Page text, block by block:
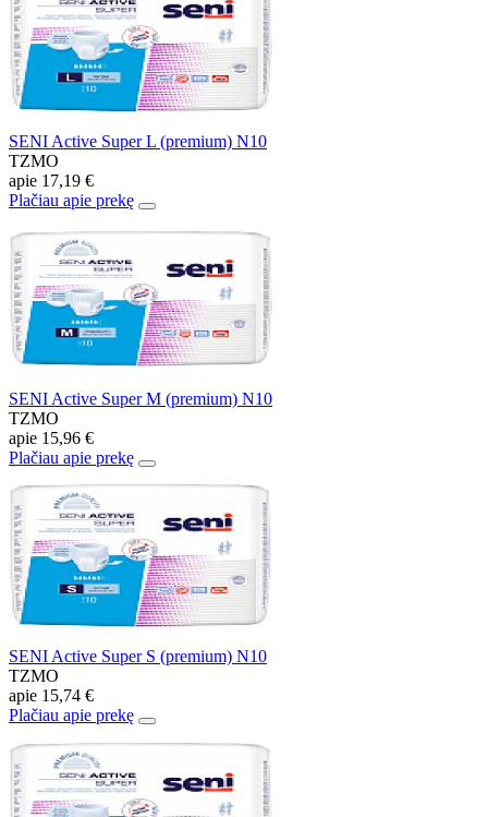
SENI Active Super L (premium) N10
TZMO
apie 17,19 €
Plačiau apie prekę
SENI Active Super M (premium) N10
TZMO
apie 15,96 €
Plačiau apie prekę
SENI Active Super S (premium) N10
TZMO
apie 15,74 €
Plačiau apie prekę